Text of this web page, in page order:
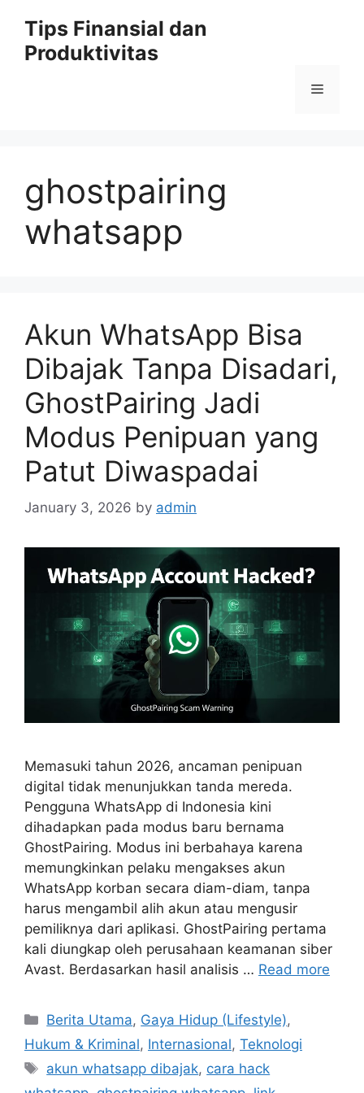
content
Tips Finansial dan
Produktivitas
Menu
ghostpairing
whatsapp
Akun WhatsApp Bisa
Dibajak Tanpa Disadari,
GhostPairing Jadi
Modus Penipuan yang
Patut Diwaspadai
January 3, 2026 by admin
Memasuki tahun 2026, ancaman penipuan
digital tidak menunjukkan tanda mereda.
Pengguna WhatsApp di Indonesia kini
dihadapkan pada modus baru bernama
GhostPairing. Modus ini berbahaya karena
memungkinkan pelaku mengakses akun
WhatsApp korban secara diam-diam, tanpa
harus mengambil alih akun atau mengusir
pemiliknya dari aplikasi. GhostPairing pertama
kali diungkap oleh perusahaan keamanan siber
Avast. Berdasarkan hasil analisis … Read more
C
a
e
Berita Utama, Gaya Hidup (Lifestyle),
Hukum & Kriminal, Internasional, Teknologi
T
a
akun whatsapp dibajak, cara hack